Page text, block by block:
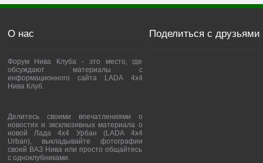
О нас
Форум Нива Клуба - это место, где
обсуждают материалы с
информационного сайта LADA 4x4
Нива Клуб.
Делитесь своими впечатлениями о
новостях и эксклюзивных материала о
новой Лада 4х4 Урбан (LADA 4x4
Urban), выкладывайте фотографии
своей ВАЗ Нива или просто общайтесь
с одноклубниками.
Поделиться с друзьями